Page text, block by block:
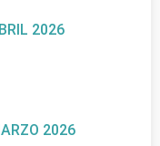
2026
2026